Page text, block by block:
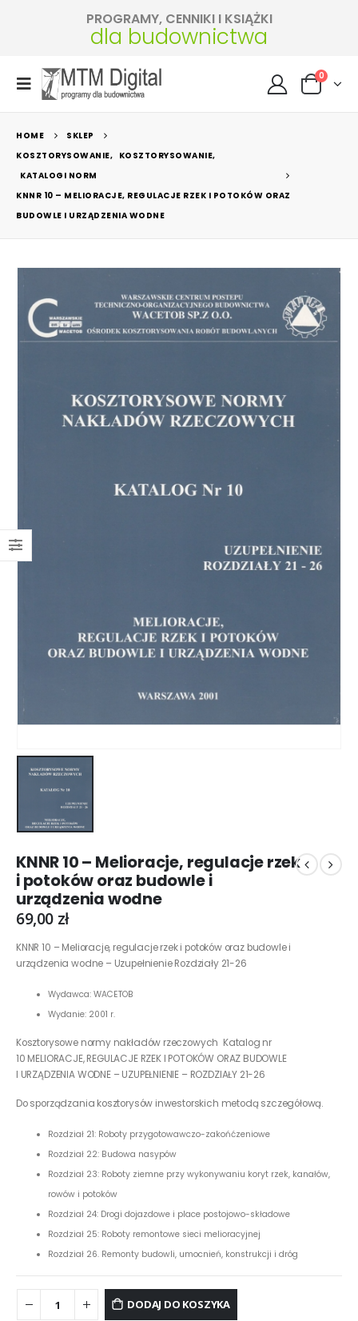
PROGRAMY, CENNIKI I KSIĄŻKI
dla budownictwa
0
HOME
SKLEP
KOSZTORYSOWANIE, KOSZTORYSOWANIE,
KATALOGI NORM
KNNR 10 – MELIORACJE, REGULACJE RZEK I POTOKÓW ORAZ
BUDOWLE I URZĄDZENIA WODNE
KNNR 10 – Melioracje, regulacje rzek
i potoków oraz budowle i
urządzenia wodne
69,00 zł
KNNR 10 – Melioracje, regulacje rzek i potoków oraz budowle i
urządzenia wodne – Uzupełnienie Rozdziały 21-26
Wydawca: WACETOB
Wydanie: 2001 r.
Kosztorysowe normy nakładów rzeczowych Katalog nr
10 MELIORACJE, REGULACJE RZEK I POTOKÓW ORAZ BUDOWLE
I URZĄDZENIA WODNE – UZUPEŁNIENIE – ROZDZIAŁY 21-26
Do sporządzania kosztorysów inwestorskich metodą szczegółową.
Rozdział 21: Roboty przygotowawczo-zakońćzeniowe
Rozdział 22: Budowa nasypów
Rozdział 23: Roboty ziemne przy wykonywaniu koryt rzek, kanałów,
rowów i potoków
Rozdział 24: Drogi dojazdowe i place postojowo-składowe
Rozdział 25: Roboty remontowe sieci melioracyjnej
Rozdział 26. Remonty budowli, umocnień, konstrukcji i dróg
DODAJ DO KOSZYKA